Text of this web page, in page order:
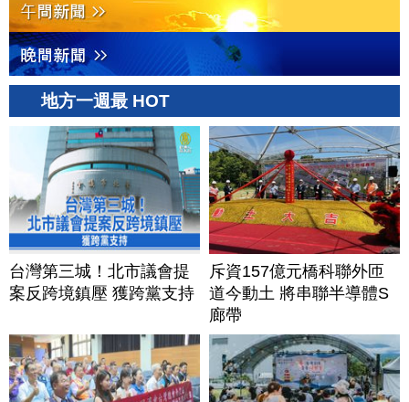
地方一週最 HOT
台灣第三城！北市議會提
案反跨境鎮壓 獲跨黨支持
斥資157億元橋科聯外匝
道今動土 將串聯半導體S
廊帶